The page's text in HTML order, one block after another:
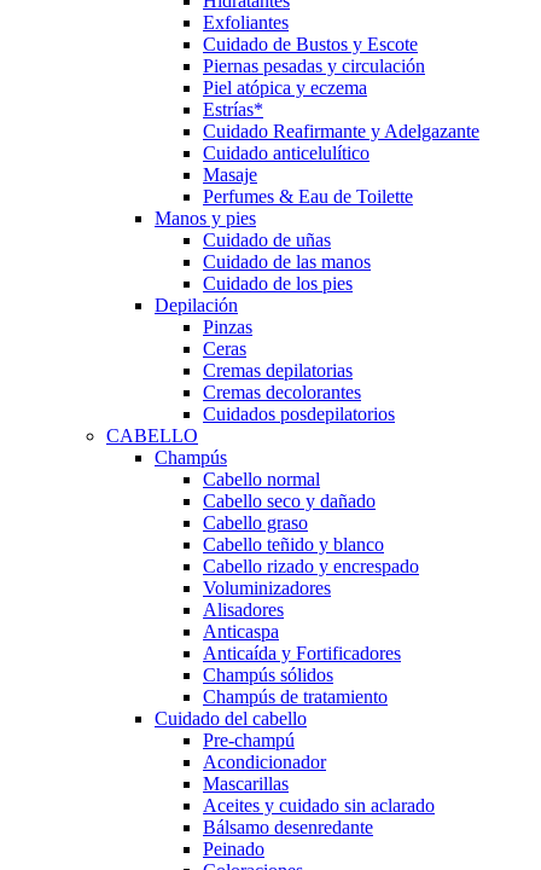
Exfoliantes
Cuidado de Bustos y Escote
Piernas pesadas y circulación
Piel atópica y eczema
Estrías*
Cuidado Reafirmante y Adelgazante
Cuidado anticelulítico
Masaje
Perfumes & Eau de Toilette
Manos y pies
Cuidado de uñas
Cuidado de las manos
Cuidado de los pies
Depilación
Pinzas
Ceras
Cremas depilatorias
Cremas decolorantes
Cuidados posdepilatorios
CABELLO
Champús
Cabello normal
Cabello seco y dañado
Cabello graso
Cabello teñido y blanco
Cabello rizado y encrespado
Voluminizadores
Alisadores
Anticaspa
Anticaída y Fortificadores
Champús sólidos
Champús de tratamiento
Cuidado del cabello
Pre-champú
Acondicionador
Mascarillas
Aceites y cuidado sin aclarado
Bálsamo desenredante
Peinado